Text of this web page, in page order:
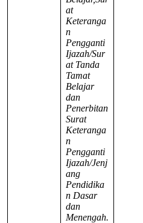
at
Keteranga
n
Pengganti
Ijazah/Sur
at Tanda
Tamat
Belajar
dan
Penerbitan
Surat
Keteranga
n
Pengganti
Ijazah/Jenj
ang
Pendidika
n Dasar
dan
Menengah.